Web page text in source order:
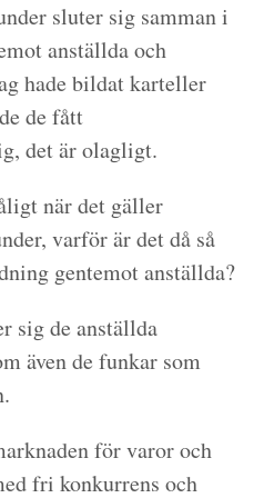
sluter sig samman i
anställda och
hade bildat karteller
de fått
det är olagligt.
när det gäller
varför är det då så
gentemot anställda?
sig de anställda
även de funkar som
för varor och
fri konkurrens och